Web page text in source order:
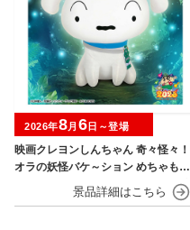
映画クレヨンしんちゃん 奇々怪々！
オラの妖怪バケ～ション めちゃもふ
ぐっとぬいぐるみ～おすわりポーズ
2026年8月 6日～登場